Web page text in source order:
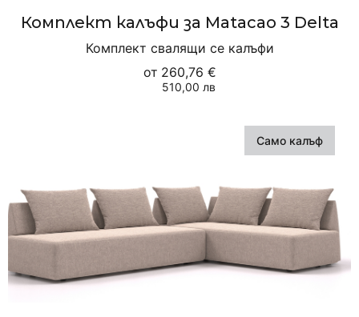
Комплект калъфи за Matacao 3 Delta
Комплект свалящи се калъфи
от 260,76 €
510,00 лв
Само калъф